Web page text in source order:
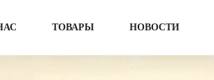
ТОВАРЫ НОВОСТИ